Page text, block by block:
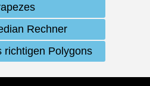
Rechner
richtigen Polygons